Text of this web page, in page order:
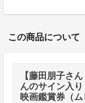
この商品について
【藤田朋子さ
んのサイン入
映画鑑賞券（